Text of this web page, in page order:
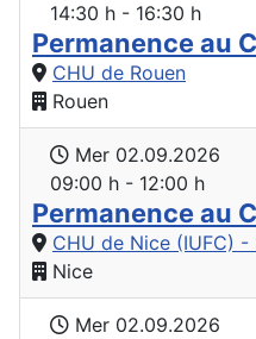
14:30 h - 16:30 h
Permanence au
CHU de Rouen
Rouen
Mer 02.09.2026
09:00 h - 12:00 h
Permanence au
CHU de Nice (IUFC) -
Nice
Mer 02.09.2026